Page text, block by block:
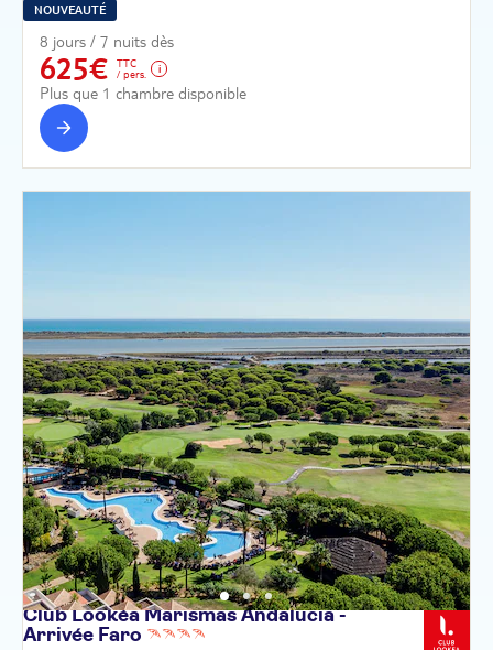
NOUVEAUTÉ
8 jours / 7 nuits dès
625€
TTC
/ pers.
Plus que 1 chambre disponible
Club Lookéa Marismas Andalucia -
Arrivée Faro